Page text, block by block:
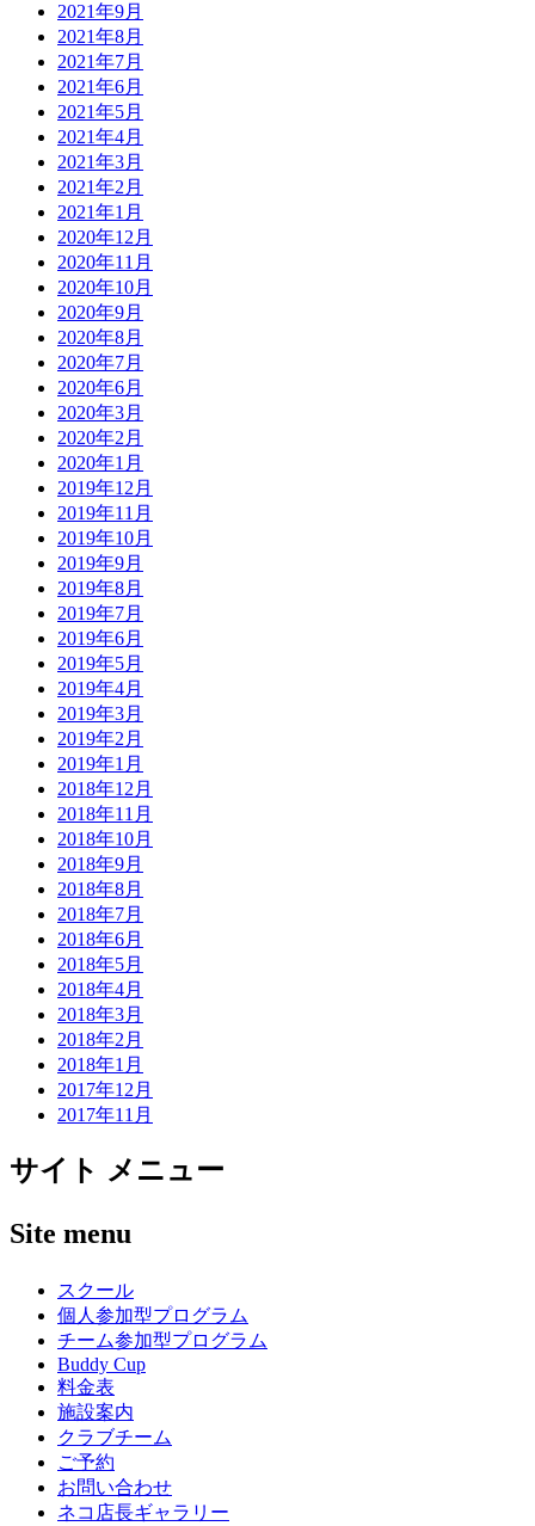
2021年9月
2021年8月
2021年7月
2021年6月
2021年5月
2021年4月
2021年3月
2021年2月
2021年1月
2020年12月
2020年11月
2020年10月
2020年9月
2020年8月
2020年7月
2020年6月
2020年3月
2020年2月
2020年1月
2019年12月
2019年11月
2019年10月
2019年9月
2019年8月
2019年7月
2019年6月
2019年5月
2019年4月
2019年3月
2019年2月
2019年1月
2018年12月
2018年11月
2018年10月
2018年9月
2018年8月
2018年7月
2018年6月
2018年5月
2018年4月
2018年3月
2018年2月
2018年1月
2017年12月
2017年11月
サイト メニュー
Site menu
スクール
個人参加型プログラム
チーム参加型プログラム
Buddy Cup
料金表
施設案内
クラブチーム
ご予約
お問い合わせ
ネコ店長ギャラリー